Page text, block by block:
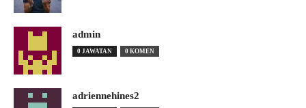
admin
0 JAWATAN 0 KOMEN
adriennehines2